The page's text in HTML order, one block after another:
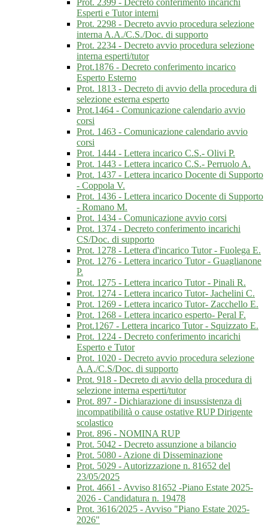
Prot. 2399 - Decreto conferimento incarichi
Esperti e Tutor interni
Prot. 2298 - Decreto avvio procedura selezione
interna A.A./C.S./Doc. di supporto
Prot. 2234 - Decreto avvio procedura selezione
interna esperti/tutor
Prot.1876 - Decreto conferimento incarico
Esperto Esterno
Prot. 1813 - Decreto di avvio della procedura di
selezione esterna esperto
Prot.1464 - Comunicazione calendario avvio
corsi
Prot. 1463 - Comunicazione calendario avvio
corsi
Prot. 1444 - Lettera incarico C.S.- Olivi P.
Prot. 1443 - Lettera incarico C.S.- Perruolo A.
Prot. 1437 - Lettera incarico Docente di Supporto
- Coppola V.
Prot. 1436 - Lettera incarico Docente di Supporto
- Romano M.
Prot. 1434 - Comunicazione avvio corsi
Prot. 1374 - Decreto conferimento incarichi
CS/Doc. di supporto
Prot. 1278 - Lettera d'incarico Tutor - Fuolega E.
Prot. 1276 - Lettera incarico Tutor - Guaglianone
P.
Prot. 1275 - Lettera incarico Tutor - Pinali R.
Prot. 1274 - Lettera incarico Tutor- Jachelini C.
Prot. 1269 - Lettera incarico Tutor- Zacchello E.
Prot. 1268 - Lettera incarico esperto- Peral F.
Prot.1267 - Lettera incarico Tutor - Squizzato E.
Prot. 1224 - Decreto conferimento incarichi
Esperto e Tutor
Prot. 1020 - Decreto avvio procedura selezione
A.A./C.S/Doc. di supporto
Prot. 918 - Decreto di avvio della procedura di
selezione interna esperti/tutor
Prot. 897 - Dichiarazione di insussistenza di
incompatibilità o cause ostative RUP Dirigente
scolastico
Prot. 896 - NOMINA RUP
Prot. 5042 - Decreto assunzione a bilancio
Prot. 5080 - Azione di Disseminazione
Prot. 5029 - Autorizzazione n. 81652 del
23/05/2025
Prot. 4661 - Avviso 81652 -Piano Estate 2025-
2026 - Candidatura n. 19478
Prot. 3616/2025 - Avviso "Piano Estate 2025-
2026"